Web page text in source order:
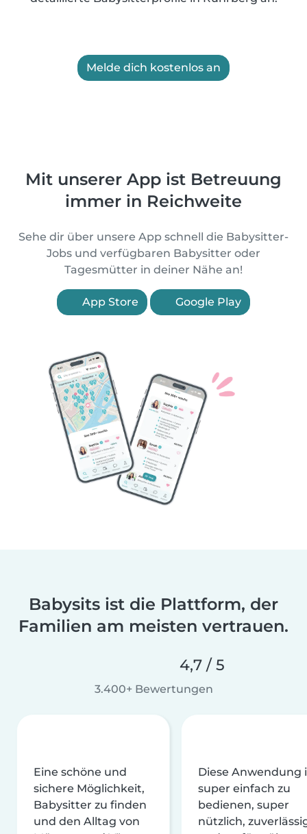
Melde dich kostenlos an
Mit unserer App ist Betreuung
immer in Reichweite
Sehe dir über unsere App schnell die Babysitter-
Jobs und verfügbaren Babysitter oder
Tagesmütter in deiner Nähe an!
App Store Google Play
Babysits ist die Plattform, der
Familien am meisten vertrauen.
4,7 / 5
3.400+ Bewertungen
Eine schöne und
sichere Möglichkeit,
Babysitter zu finden
und den Alltag von
Diese Anwendung
super einfach zu
bedienen, super
nützlich,